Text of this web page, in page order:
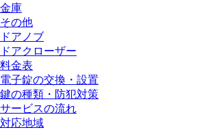
金庫
その他
ドアノブ
ドアクローザー
料金表
電子錠の交換・設置
鍵の種類・防犯対策
サービスの流れ
対応地域